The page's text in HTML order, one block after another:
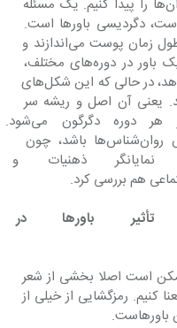
هست و جنبه‌های تمثیلی و استعاری آن‌ها را پیدا کنیم. یک مسئله
دگردیسی باورها است.
خیلی اتفاق می‌افتد که این باورها در طول زمان پوست می‌اندازند و
دگرگون می‌شوند. گاهی می‌بینید که یک باور در دوره‌های مختلف،
خود را به شکل‌های متفاوت نشان می‌دهد، در حالی که این شکل‌های
یعنی آن اصل و ریشه سر
جایش هست اما
می‌تواند موضوع خوبی برای پژوهش روان‌شناس‌ها باشد، چون
هم مثل خواب‌ها
باورها
است اصلا بخشی از شعر
کنیم. رمزگشایی از خیلی از
باورهاست.